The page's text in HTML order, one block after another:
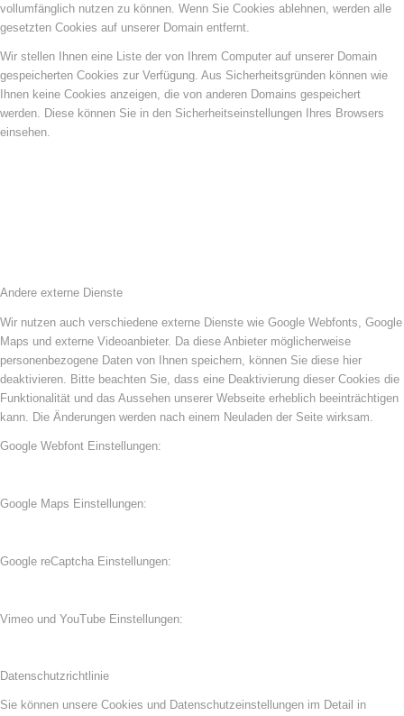
vollumfänglich nutzen zu können. Wenn Sie Cookies ablehnen, werden alle
gesetzten Cookies auf unserer Domain entfernt.
Wir stellen Ihnen eine Liste der von Ihrem Computer auf unserer Domain
gespeicherten Cookies zur Verfügung. Aus Sicherheitsgründen können wie
Ihnen keine Cookies anzeigen, die von anderen Domains gespeichert
werden. Diese können Sie in den Sicherheitseinstellungen Ihres Browsers
einsehen.
Andere externe Dienste
Wir nutzen auch verschiedene externe Dienste wie Google Webfonts, Google
Maps und externe Videoanbieter. Da diese Anbieter möglicherweise
personenbezogene Daten von Ihnen speichern, können Sie diese hier
deaktivieren. Bitte beachten Sie, dass eine Deaktivierung dieser Cookies die
Funktionalität und das Aussehen unserer Webseite erheblich beeinträchtigen
kann. Die Änderungen werden nach einem Neuladen der Seite wirksam.
Google Webfont Einstellungen:
Google Maps Einstellungen:
Google reCaptcha Einstellungen:
Vimeo und YouTube Einstellungen:
Datenschutzrichtlinie
Sie können unsere Cookies und Datenschutzeinstellungen im Detail in